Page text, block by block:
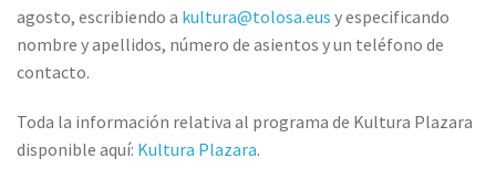
agosto, escribiendo a kultura@tolosa.eus y especificando
nombre y apellidos, número de asientos y un teléfono de
contacto.
Toda la información relativa al programa de Kultura Plazara
disponible aquí: Kultura Plazara.